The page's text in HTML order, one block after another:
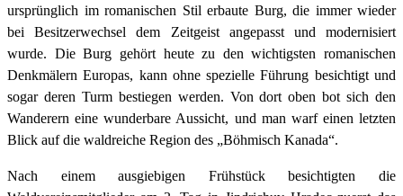
ursprünglich im romanischen Stil erbaute Burg, die immer wieder
bei Besitzerwechsel dem Zeitgeist angepasst und modernisiert
wurde. Die Burg gehört heute zu den wichtigsten romanischen
Denkmälern Europas, kann ohne spezielle Führung besichtigt und
sogar deren Turm bestiegen werden. Von dort oben bot sich den
Wandererneine wunderbare Aussicht, und man warf einen letzten
Blick auf die waldreiche Region des „Böhmisch Kanada“.
Nach einem ausgiebigen Frühstück besichtigten die